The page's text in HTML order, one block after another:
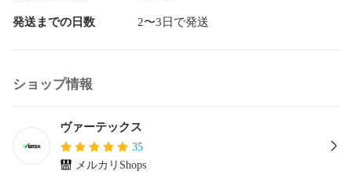
発送までの日数 2〜3日で発送
ショップ情報
ヴァーテックス
35
メルカリShops